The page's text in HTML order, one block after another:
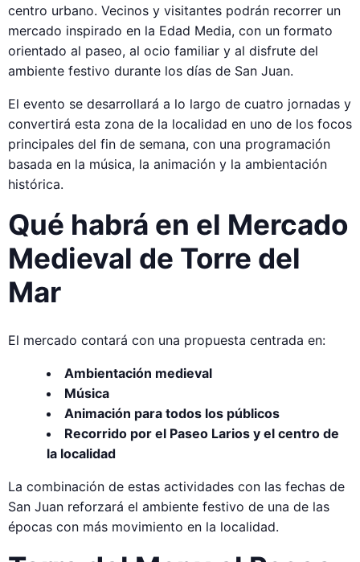
centro urbano. Vecinos y visitantes podrán recorrer un
mercado inspirado en la Edad Media, con un formato
orientado al paseo, al ocio familiar y al disfrute del
ambiente festivo durante los días de San Juan.
El evento se desarrollará a lo largo de cuatro jornadas y
convertirá esta zona de la localidad en uno de los focos
principales del fin de semana, con una programación
basada en la música, la animación y la ambientación
histórica.
Qué habrá en el Mercado
Medieval de Torre del
Mar
El mercado contará con una propuesta centrada en:
Ambientación medieval
Música
Animación para todos los públicos
Recorrido por el Paseo Larios y el centro de
la localidad
La combinación de estas actividades con las fechas de
San Juan reforzará el ambiente festivo de una de las
épocas con más movimiento en la localidad.